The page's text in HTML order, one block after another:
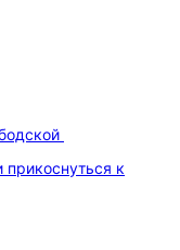
прикоснуться к